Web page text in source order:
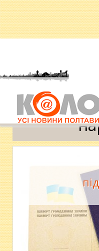
Головна » нардепи